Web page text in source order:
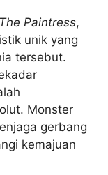
The Paintress,
unik yang
tersebut.
Monster
gerbang
kemajuan